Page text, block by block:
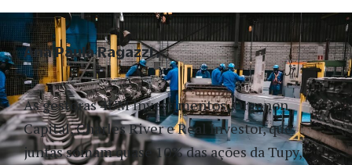
As gestoras 4UM Investimentos, Organon
Capital, Charles River e Real Investor, que
juntas somam quase 10% das ações da Tupy,
Ana Paula Ragazzi